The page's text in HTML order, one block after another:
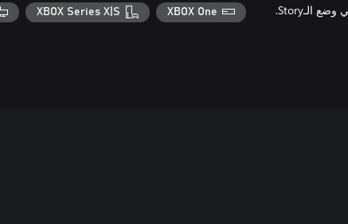
XBOX One
XBOX Series X|S